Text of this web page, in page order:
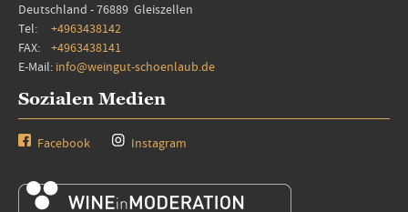
Deutschland - 76889 Gleiszellen
Tel: +4963438142
FAX: +4963438141
E-Mail: info@weingut-schoenlaub.de
Sozialen Medien
Facebook Instagram